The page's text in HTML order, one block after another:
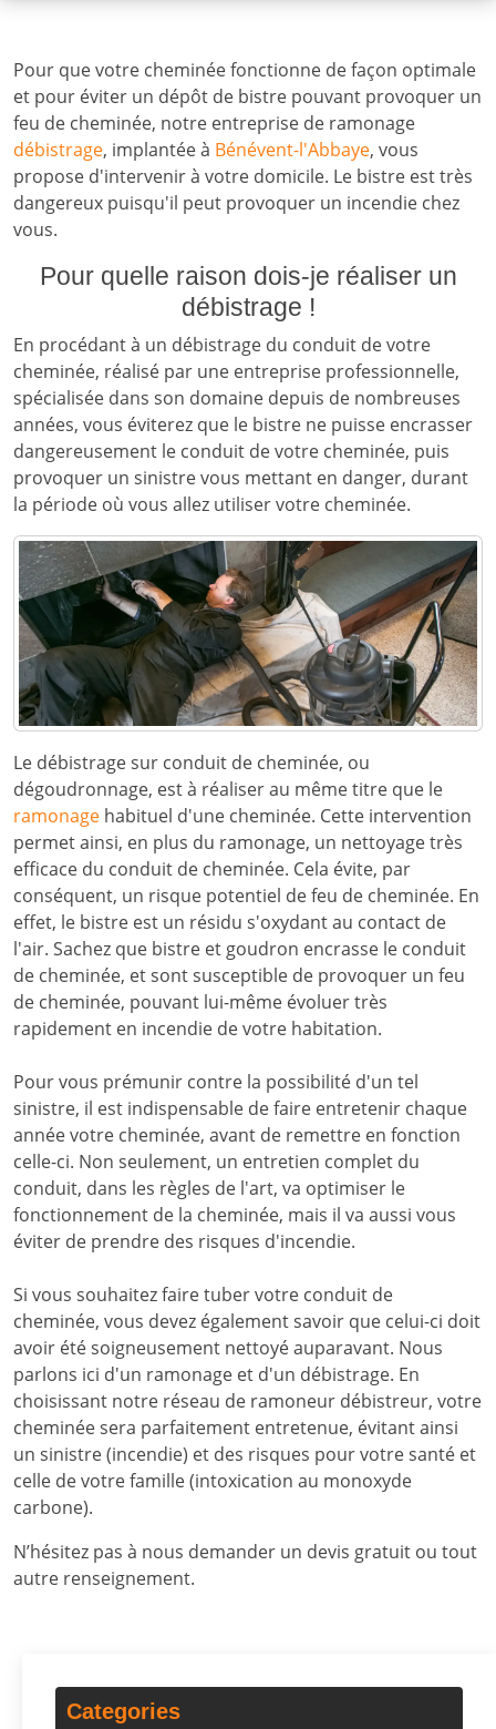
Pour que votre cheminée fonctionne de façon optimale
et pour éviter un dépôt de bistre pouvant provoquer un
feu de cheminée, notre entreprise de ramonage
débistrage, implantée à Bénévent-l'Abbaye, vous
propose d'intervenir à votre domicile. Le bistre est très
dangereux puisqu'il peut provoquer un incendie chez
vous.
Pour quelle raison dois-je réaliser un
débistrage !
En procédant à un débistrage du conduit de votre
cheminée, réalisé par une entreprise professionnelle,
spécialisée dans son domaine depuis de nombreuses
années, vous éviterez que le bistre ne puisse encrasser
dangereusement le conduit de votre cheminée, puis
provoquer un sinistre vous mettant en danger, durant
la période où vous allez utiliser votre cheminée.
Le débistrage sur conduit de cheminée, ou
dégoudronnage, est à réaliser au même titre que le
ramonage habituel d'une cheminée. Cette intervention
permet ainsi, en plus du ramonage, un nettoyage très
efficace du conduit de cheminée. Cela évite, par
conséquent, un risque potentiel de feu de cheminée. En
effet, le bistre est un résidu s'oxydant au contact de
l'air. Sachez que bistre et goudron encrasse le conduit
de cheminée, et sont susceptible de provoquer un feu
de cheminée, pouvant lui-même évoluer très
rapidement en incendie de votre habitation.
Pour vous prémunir contre la possibilité d'un tel
sinistre, il est indispensable de faire entretenir chaque
année votre cheminée, avant de remettre en fonction
celle-ci. Non seulement, un entretien complet du
conduit, dans les règles de l'art, va optimiser le
fonctionnement de la cheminée, mais il va aussi vous
éviter de prendre des risques d'incendie.
Si vous souhaitez faire tuber votre conduit de
cheminée, vous devez également savoir que celui-ci doit
avoir été soigneusement nettoyé auparavant. Nous
parlons ici d'un ramonage et d'un débistrage. En
choisissant notre réseau de ramoneur débistreur, votre
cheminée sera parfaitement entretenue, évitant ainsi
un sinistre (incendie) et des risques pour votre santé et
celle de votre famille (intoxication au monoxyde
carbone).
N’hésitez pas à nous demander un devis gratuit ou tout
autre renseignement.
Categories